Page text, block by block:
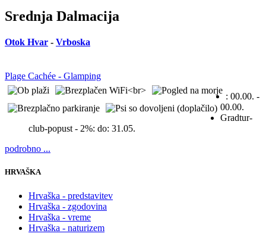
Srednja Dalmacija
Otok Hvar - Vrboska
Plage Cachée - Glamping
: 00.00. -
00.00.
Gradtur-
club-popust - 2%: do: 31.05.
podrobno ...
HRVAŠKA
Hrvaška - predstavitev
Hrvaška - zgodovina
Hrvaška - vreme
Hrvaška - naturizem